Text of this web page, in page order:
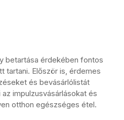
betartása érdekében fontos
tartani. Először is, érdemes
és bevásárlólistát
impulzusvásárlásokat és
otthon egészséges étel.